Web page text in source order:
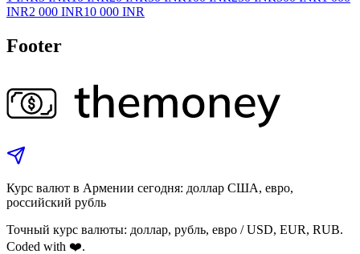
INR2 000 INR10 000 INR
Footer
Курс валют в Армении сегодня: доллар США, евро,
российский рубль
Точный курс валюты: доллар, рубль, евро / USD, EUR, RUB.
Coded with ❤️.